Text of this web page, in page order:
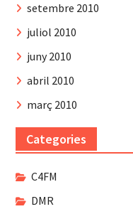
setembre 2010
juliol 2010
juny 2010
abril 2010
març 2010
Categories
C4FM
DMR